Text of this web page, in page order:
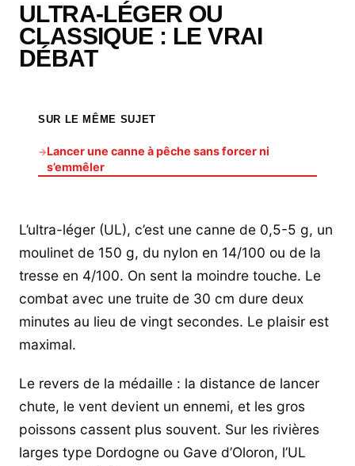
ULTRA-LÉGER OU
CLASSIQUE : LE VRAI
DÉBAT
SUR LE MÊME SUJET
→Lancer une canne à pêche sans forcer ni
s’emmêler
L’ultra-léger (UL), c’est une canne de 0,5-5 g, un
moulinet de 150 g, du nylon en 14/100 ou de la
tresse en 4/100. On sent la moindre touche. Le
combat avec une truite de 30 cm dure deux
minutes au lieu de vingt secondes. Le plaisir est
maximal.
Le revers de la médaille : la distance de lancer
chute, le vent devient un ennemi, et les gros
poissons cassent plus souvent. Sur les rivières
larges type Dordogne ou Gave d’Oloron, l’UL